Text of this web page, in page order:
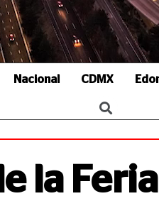
Nacional CDMX
la